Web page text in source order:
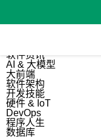
软件资讯
AI & 大模型
大前端
软件架构
开发技能
硬件 & IoT
DevOps
程序人生
数据库